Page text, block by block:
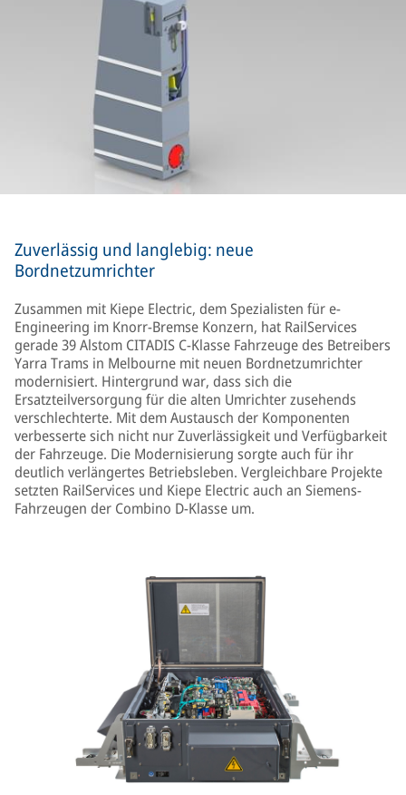
Zuverlässig und langlebig: neue
Bordnetzumrichter
Zusammen mit Kiepe Electric, dem Spezialisten für e-
Engineering im Knorr-Bremse Konzern, hat RailServices
gerade 39 Alstom CITADIS C-Klasse Fahrzeuge des Betreibers
Yarra Trams in Melbourne mit neuen Bordnetzumrichter
modernisiert. Hintergrund war, dass sich die
Ersatzteilversorgung für die alten Umrichter zusehends
verschlechterte. Mit dem Austausch der Komponenten
verbesserte sich nicht nur Zuverlässigkeit und Verfügbarkeit
der Fahrzeuge. Die Modernisierung sorgte auch für ihr
deutlich verlängertes Betriebsleben. Vergleichbare Projekte
setzten RailServices und Kiepe Electric auch an Siemens-
Fahrzeugen der Combino D-Klasse um.